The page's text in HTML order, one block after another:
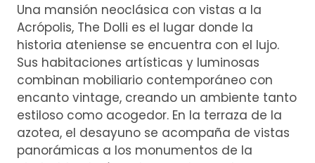
Una mansión neoclásica con vistas a la
Acrópolis, The Dolli es el lugar donde la
historia ateniense se encuentra con el lujo.
Sus habitaciones artísticas y luminosas
combinan mobiliario contemporáneo con
encanto vintage, creando un ambiente tanto
estiloso como acogedor. En la terraza de la
azotea, el desayuno se acompaña de vistas
panorámicas a los monumentos de la